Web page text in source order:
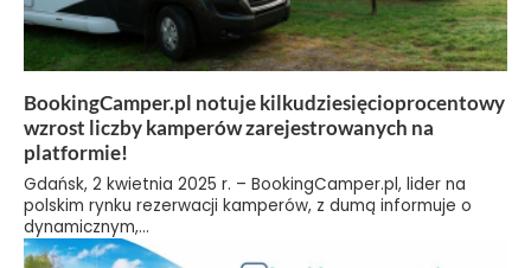
BookingCamper.pl notuje kilkudziesięcioprocentowy
wzrost liczby kamperów zarejestrowanych na
platformie!
Gdańsk, 2 kwietnia 2025 r. – BookingCamper.pl, lider na
polskim rynku rezerwacji kamperów, z dumą informuje o
dynamicznym,...